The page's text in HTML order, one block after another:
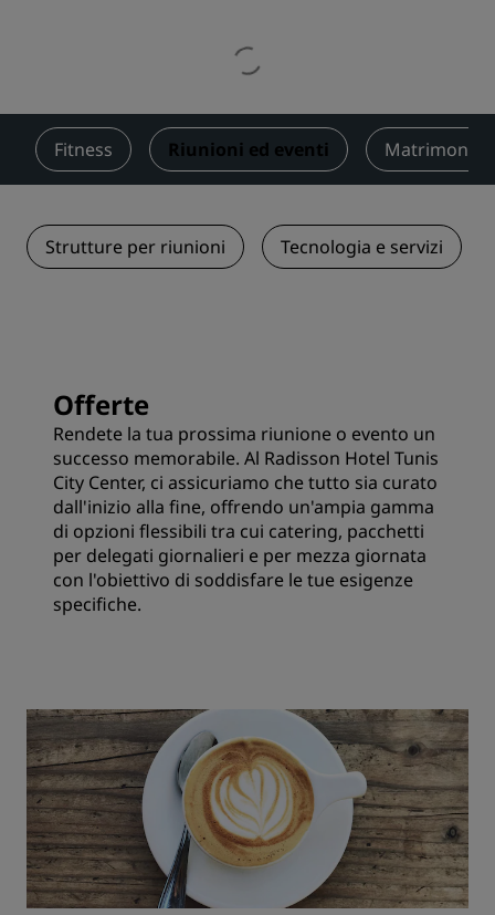
Fitness Riunioni ed eventi Matrimoni
Strutture per riunioni Tecnologia e servizi
Offerte
Rendete la tua prossima riunione o evento un
successo memorabile. Al Radisson Hotel Tunis
City Center, ci assicuriamo che tutto sia curato
dall'inizio alla fine, offrendo un'ampia gamma
di opzioni flessibili tra cui catering, pacchetti
per delegati giornalieri e per mezza giornata
con l'obiettivo di soddisfare le tue esigenze
specifiche.